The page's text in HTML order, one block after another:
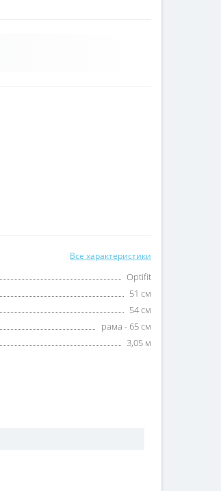
Все характеристики
Optifit
51 см
54 см
рама - 65 см
3,05 м